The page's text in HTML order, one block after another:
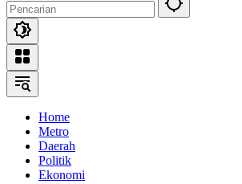
Home
Metro
Daerah
Politik
Ekonomi